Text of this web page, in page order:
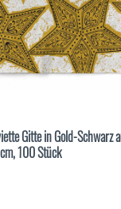
Gitte in Gold-Schwarz
100 Stück